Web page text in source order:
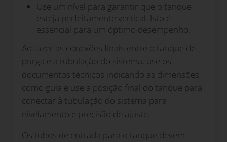
Use um nível para garantir que o tanque
esteja perfeitamente vertical. Isto é
essencial para um óptimo desempenho.
Ao fazer as conexões finais entre o tanque de
purga e a tubulação do sistema, use os
documentos técnicos indicando as dimensões
como guia e use a posição final do tanque para
conectar à tubulação do sistema para
nivelamento e precisão de ajuste.
Os tubos de entrada para o tanque devem